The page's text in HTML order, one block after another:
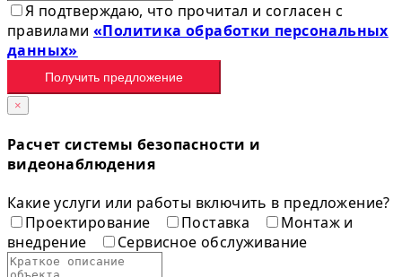
Я подтверждаю, что прочитал и согласен с
правилами«Политика обработки персональных
данных»
Получить предложение
×
Расчет системы безопасности и
видеонаблюдения
Какие услуги или работы включить в предложение?
Проектирование
Поставка
Монтаж и
внедрение
Сервисное обслуживание